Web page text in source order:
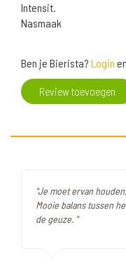
Intensit.
Nasmaak
Ben je Bierista? Login
Review toevoegen
"Je moet ervan
Mooie balans tussen
de geuze. "